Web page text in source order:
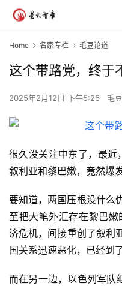
Home 名家专栏 毛豆论道
这个带路党，终于
2025年2月12日 下午5:26 毛
很久没关注中东了，最近
叙利亚和黎巴嫩，竟然爆
要知道，两国压根没什么
至把大笔外汇存在黎巴
济危机，间接重创了叙利
国关系迅速恶化，已经到
而在另一边，以色列军队